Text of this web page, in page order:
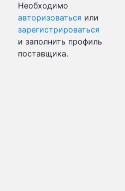
Необходимо
авторизоваться или
зарегистрироваться
и заполнить профиль
поставщика.